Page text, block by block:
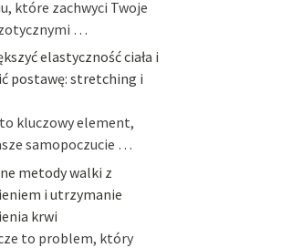
które zachwyci Twoje
…
elastyczność ciała i
postawę: stretching i
kluczowy element,
samopoczucie …
metody walki z
i utrzymanie
krwi
to problem, który